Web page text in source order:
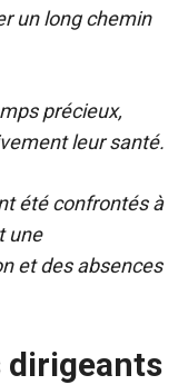
un long chemin
précieux,
leur santé.
été confrontés à
une
et des absences
dirigeants